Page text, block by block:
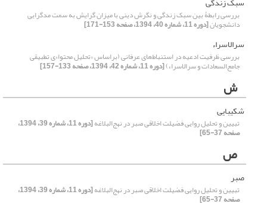
بررسی رابطۀ بین سبک زندگی و نگرش دینی با میزان گرایش به سمت مدگرایی
دانشجویان[دوره 11، شماره 40، 1394، صفحه 153-171]
سرالاسراء
بررسی ظرفیت ادعیه در استنباط‌های عرفانی (بر‌اساس «تحلیل محتوا»ی تطبیقی
جامع‌السعادات و سرالاسراء)[دوره 11، شماره 42، 1394، صفحه 133-157]
ش
شکیبایی
تبیین و تحلیل روایی فضیلت اخلاقی صبر در نهج‌البلاغه [دوره 11، شماره 39، 1394،
صفحه 37-65]
ص
صبر
تبیین و تحلیل روایی فضیلت اخلاقی صبر در نهج‌البلاغه [دوره 11، شماره 39، 1394،
صفحه 37-65]